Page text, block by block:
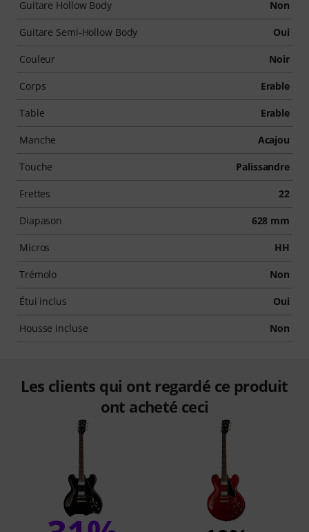
Guitare Hollow Body Non
Guitare Semi-Hollow Body Oui
Couleur Noir
Corps Erable
Table Erable
Manche Acajou
Touche Palissandre
Frettes 22
Diapason 628 mm
Micros HH
Trémolo Non
Étui inclus Oui
Housse incluse Non
Les clients qui ont regardé ce produit
ont acheté ceci